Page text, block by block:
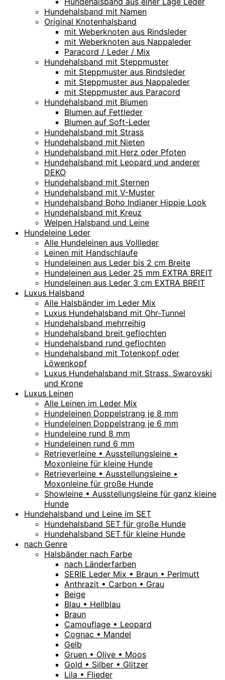
Hundehalsband mit Namen
Original Knotenhalsband
mit Weberknoten aus Rindsleder
mit Weberknoten aus Nappaleder
Paracord / Leder / Mix
Hundehalsband mit Steppmuster
mit Steppmuster aus Rindsleder
mit Steppmuster aus Nappaleder
mit Steppmuster aus Paracord
Hundehalsband mit Blumen
Blumen auf Fettleder
Blumen auf Soft-Leder
Hundehalsband mit Strass
Hundehalsband mit Nieten
Hundehalsband mit Herz oder Pfoten
Hundehalsband mit Leopard und anderer
DEKO
Hundehalsband mit Sternen
Hundehalsband mit V-Muster
Hundehalsband Boho Indianer Hippie Look
Hundehalsband mit Kreuz
Welpen Halsband und Leine
Hundeleine Leder
Alle Hundeleinen aus Vollleder
Leinen mit Handschlaufe
Hundeleinen aus Leder bis 2 cm Breite
Hundeleinen aus Leder 25 mm EXTRA BREIT
Hundeleinen aus Leder 3 cm EXTRA BREIT
Luxus Halsband
Alle Halsbänder im Leder Mix
Luxus Hundehalsband mit Ohr-Tunnel
Hundehalsband mehrreihig
Hundehalsband breit geflochten
Hundehalsband rund geflochten
Hundehalsband mit Totenkopf oder
Löwenkopf
Luxus Hundehalsband mit Strass, Swarovski
und Krone
Luxus Leinen
Alle Leinen im Leder Mix
Hundeleinen Doppelstrang je 8 mm
Hundeleinen Doppelstrang je 6 mm
Hundeleine rund 8 mm
Hundeleinen rund 6 mm
Retrieverleine • Ausstellungsleine •
Moxonleine für kleine Hunde
Retrieverleine • Ausstellungsleine •
Moxonleine für große Hunde
Showleine • Ausstellungsleine für ganz kleine
Hunde
Hundehalsband und Leine im SET
Hundehalsband SET für große Hunde
Hundehalsband SET für kleine Hunde
nach Genre
Halsbänder nach Farbe
nach Länderfarben
SERIE Leder Mix • Braun • Perlmutt
Anthrazit • Carbon • Grau
Beige
Blau • Hellblau
Braun
Camouflage • Leopard
Cognac • Mandel
Gelb
Gruen • Olive • Moos
Gold • Silber • Glitzer
Lila • Flieder